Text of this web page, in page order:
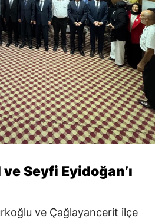
Seyfi Eyidoğan’ı
ve Çağlayancerit ilçe